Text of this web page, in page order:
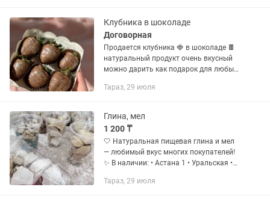
Клубника в шоколаде
Договорная
Продается клубника 🍓 в шоколаде 🍫
натуральный продукт очень вкусный
можно дарить как подарок для любых
Тараз, 29 июля
Глина, мел
1 200 ₸
🤍 Натуральная пищевая глина и мел
— любимый вкус многих покупателей!
✨ В наличии: • Астана 1 • Уральская •
узбечка • Морская глина • Шарики и
Тараз, 29 июля